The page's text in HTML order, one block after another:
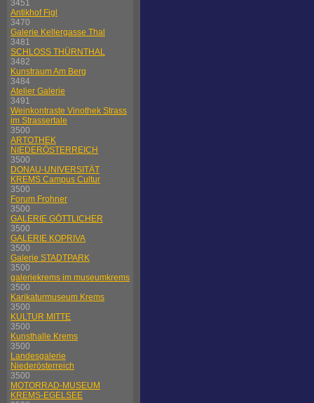
3451
Antikhof Figl
3470
Galerie Kellergasse Thal
3481
SCHLOSS THÜRNTHAL
3482
Kunstraum Am Berg
3484
Atelier Galerie
3491
Weinkontraste Vinothek Strass
im Strassertale
3500
ARTOTHEK
NIEDERÖSTERREICH
3500
DONAU-UNIVERSITÄT
KREMS Campus Cultur
3500
Forum Frohner
3500
GALERIE GÖTTLICHER
3500
GALERIE KOPRIVA
3500
Galerie STADTPARK
3500
galeriekrems im museumkrems
3500
Karikaturmuseum Krems
3500
KULTUR MITTE
3500
Kunsthalle Krems
3500
Landesgalerie
Niederösterreich
3500
MOTORRAD-MUSEUM
KREMS-EGELSEE